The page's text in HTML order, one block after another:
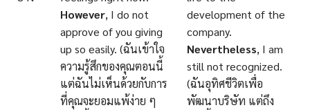
However, I do not
approve of you giving
up so easily. (ฉันเข้าใจ
ความรู้สึกของคุณตอนนี้
แต่ฉันไม่เห็นด้วยกับการ
ที่คุณจะยอมแพ้ง่าย ๆ
development of the
company.
Nevertheless, I am
still not recognized.
(ฉันอุทิศชีวิตเพื่อ
พัฒนาบริษัท แต่ถึง